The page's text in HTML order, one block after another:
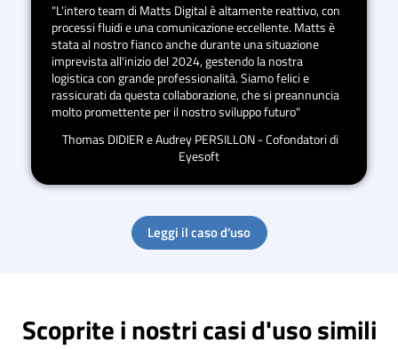
"L'intero team di Matts Digital è altamente reattivo, con
processi fluidi e una comunicazione eccellente. Matts è
stata al nostro fianco anche durante una situazione
imprevista all'inizio del 2024, gestendo la nostra
logistica con grande professionalità. Siamo felici e
rassicurati da questa collaborazione, che si preannuncia
molto promettente per il nostro sviluppo futuro"
Thomas DIDIER e Audrey PERSILLON - Cofondatori di
Eyesoft
Leggi il caso d'uso
Scoprite i nostri casi d'uso simili